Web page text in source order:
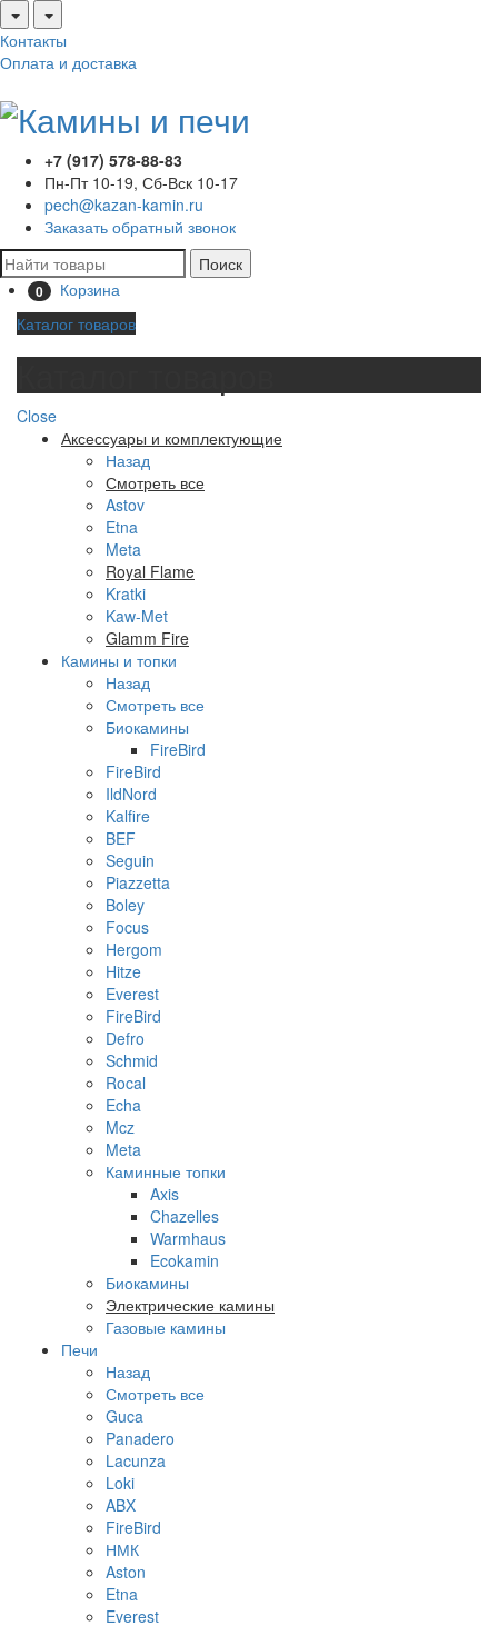
Контакты
Оплата и доставка
+7 (917) 578-88-83
Пн-Пт 10-19, Сб-Вск 10-17
pech@kazan-kamin.ru
Заказать обратный звонок
Поиск
0
Корзина
Каталог товаров
Close
Аксессуары и комплектующие
Назад
Смотреть все
Astov
Etna
Meta
Royal Flame
Kratki
Kaw-Met
Glamm Fire
Камины и топки
Назад
Смотреть все
Биокамины
FireBird
FireBird
IldNord
Kalfire
BEF
Seguin
Piazzetta
Boley
Focus
Hergom
Hitze
Everest
FireBird
Defro
Schmid
Rocal
Echa
Mcz
Meta
Каминные топки
Axis
Chazelles
Warmhaus
Ecokamin
Биокамины
Электрические камины
Газовые камины
Печи
Назад
Смотреть все
Guca
Panadero
Lacunza
Loki
ABX
FireBird
НМК
Aston
Etna
Everest